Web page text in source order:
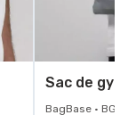
Sac de
BagBase •